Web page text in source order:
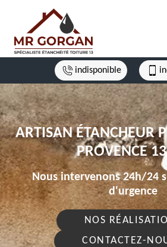
indisponible
ARTISAN ÉTANCHEUR
PROVENCE
Nous intervenons 24h/24
d'urgence
NOS
CONTACTEZ-